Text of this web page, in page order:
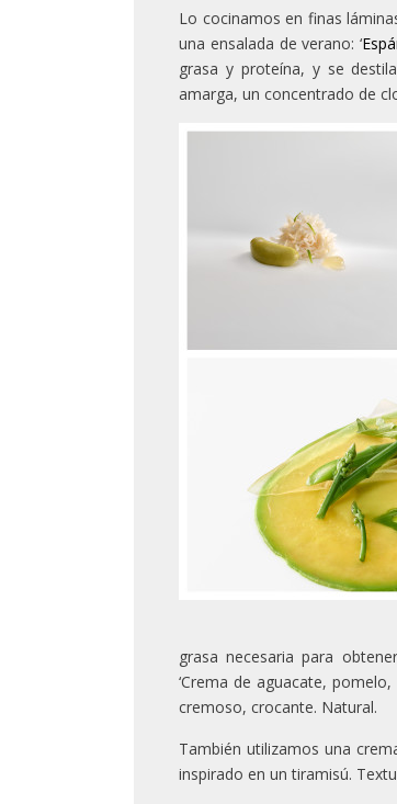
Lo cocinamos en finas
una ensalada de verano: ‘
grasa y proteína, y se
amarga, un concentrado de
grasa necesaria para
‘Crema de aguacate,
cremoso, crocante. Natural.
También utilizamos una
inspirado en un tiramisú.